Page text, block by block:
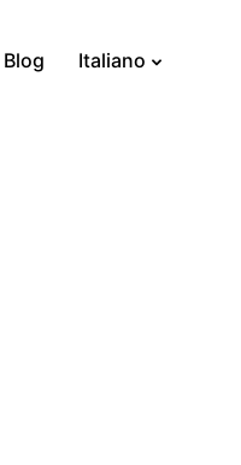
Blog Italiano